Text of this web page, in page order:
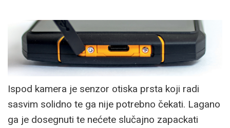
Ispod kamera je senzor otiska prsta koji radi
sasvim solidno te ga nije potrebno čekati. Lagano
ga je dosegnuti te nećete slučajno zapackati